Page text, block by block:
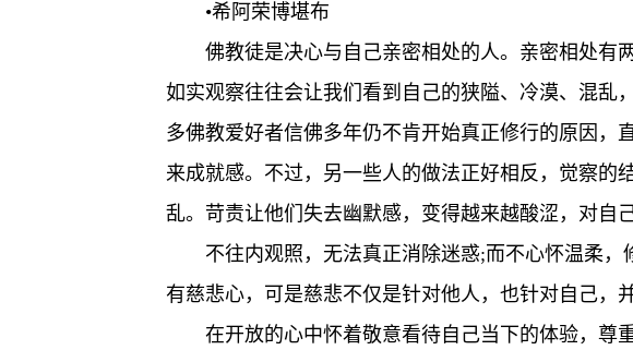
•希阿荣博堪布
佛教徒是决心与自己亲密相处的人。亲密相处有
如实观察往往会让我们看到自己的狭隘、冷漠、混乱
多佛教爱好者信佛多年仍不肯开始真正修行的原因，
来成就感。不过，另一些人的做法正好相反，觉察的
乱。苛责让他们失去幽默感，变得越来越酸涩，对自
不往内观照，无法真正消除迷惑;而不心怀温柔
有慈悲心，可是慈悲不仅是针对他人，也针对自己，
在开放的心中怀着敬意看待自己当下的体验，尊